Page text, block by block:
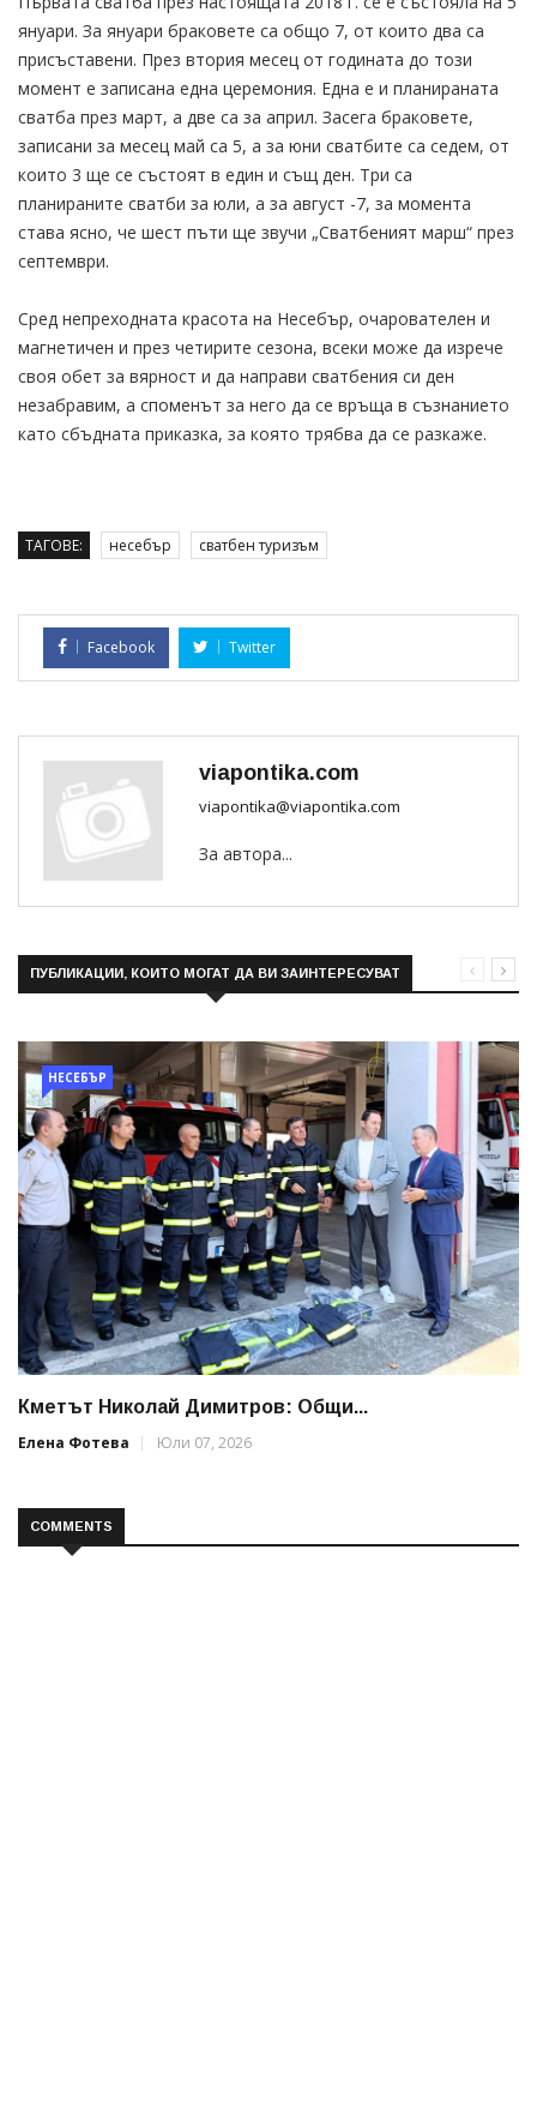
януари. За януари браковете са общо 7, от които два са
присъставени. През втория месец от годината до този
момент е записана една церемония. Една е и планираната
сватба през март, а две са за април. Засега браковете,
записани за месец май са 5, а за юни сватбите са седем, от
които 3 ще се състоят в един и същ ден. Три са
планираните сватби за юли, а за август -7, за момента
става ясно, че шест пъти ще звучи „Сватбеният марш“ през
септември.
Сред непреходната красота на Несебър, очарователен и
магнетичен и през четирите сезона, всеки може да изрече
своя обет за вярност и да направи сватбения си ден
незабравим, а споменът за него да се връща в съзнанието
като сбъдната приказка, за която трябва да се разкаже.
ТАГОВЕ: несебър сватбен туризъм
Facebook Twitter
viapontika.com
viapontika@viapontika.com
За автора...
ПУБЛИКАЦИИ, КОИТО МОГАТ ДА ВИ ЗАИНТЕРЕСУВАТ
НЕСЕБЪР
Кметът Николай Димитров: Общи...
Елена Фотева
Юли 07, 2026
COMMENTS